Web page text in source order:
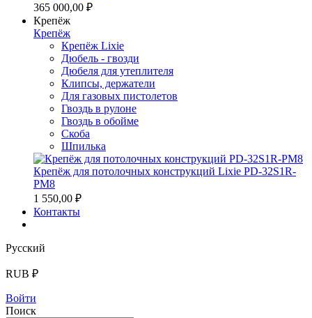
365 000,00 ₽
Крепёж
Крепёж
Крепёж Lixie
Дюбель - гвозди
Дюбеля для утеплителя
Клипсы, держатели
Для газовых пистолетов
Гвоздь в рулоне
Гвоздь в обойме
Скоба
Шпилька
Крепёж для потолочных конструкций Lixie PD-32S1R-
PM8
1 550,00 ₽
Контакты
Русский
RUB ₽
Войти
Поиск